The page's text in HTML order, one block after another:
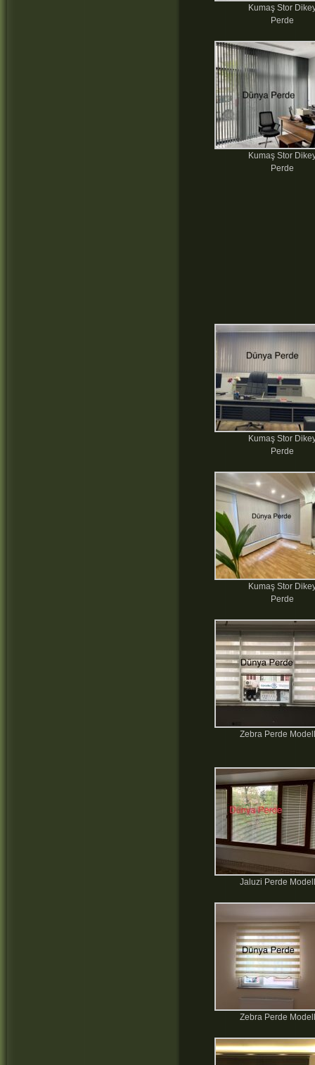
Kumaş Stor
Perde
Kumaş Stor
Perde
Kumaş Stor
Perde
Kumaş Stor
Perde
Zebra Perde
Jaluzi Perde
Zebra Perde